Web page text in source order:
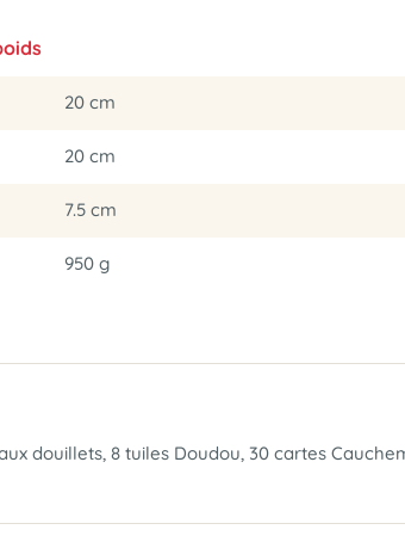
20 cm
20 cm
7.5 cm
950 g
douillets, 8 tuiles Doudou, 30 cartes